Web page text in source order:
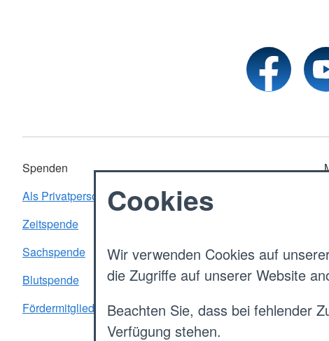
Spenden
Als Privatperson spenden
Zeitspende
Sachspende
Blutspende
Fördermitgliedschaft
Cookies
Wir verwenden Cookies auf
die Zugriffe auf unserer Website
Beachten Sie, dass bei fehlender
Verfügung stehen.